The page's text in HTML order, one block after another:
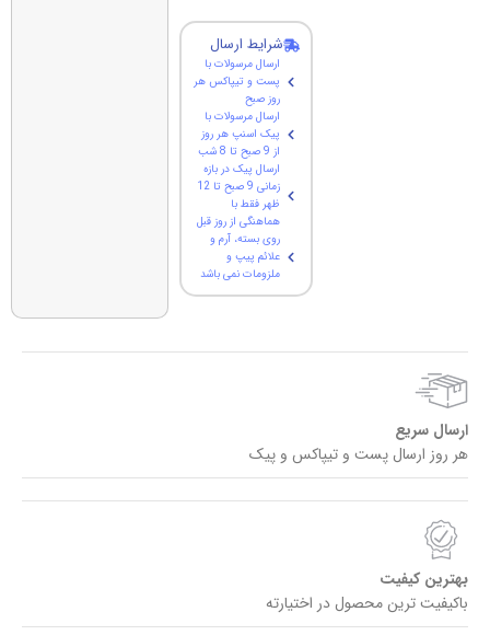
شرایط ارسال
ارسال مرسولات با
پست و تیپاکس هر
روز صبح
ارسال مرسولات با
پیک اسنپ هر روز
از 9 صبح تا 8 شب
ارسال پیک در بازه
زمانی 9 صبح تا 12
ظهر فقط با
هماهنگی از روز قبل
روی بسته، آرم و
علائم پیپ و
ملزومات نمی باشد
ارسال سریع
هر روز ارسال پست و تیپاکس و پیک
بهترین کیفیت
باکیفیت ترین محصول در اختیارته